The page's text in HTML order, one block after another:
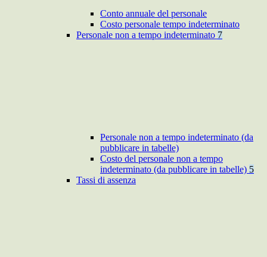
Conto annuale del personale
Costo personale tempo indeterminato
Personale non a tempo indeterminato 7
Personale non a tempo indeterminato (da
pubblicare in tabelle)
Costo del personale non a tempo
indeterminato (da pubblicare in tabelle) 5
Tassi di assenza